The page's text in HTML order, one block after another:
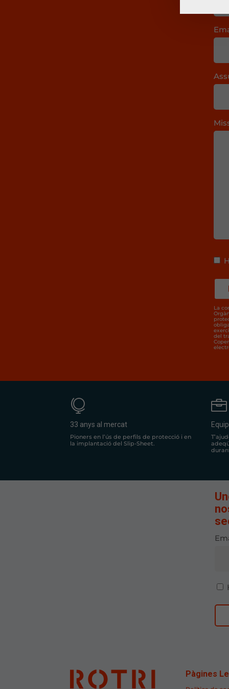
La
del

33 anys al mercat
Pioners en l’ús de perfils de protecció i en
la implantació del Slip-Sheet.

Pàgines